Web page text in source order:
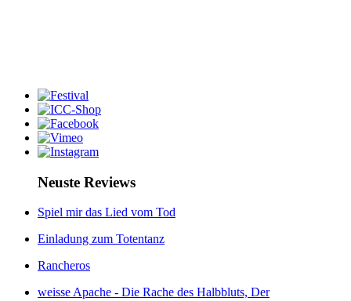
Neuste Reviews
Spiel mir das Lied vom Tod
Einladung zum Totentanz
Rancheros
weisse Apache - Die Rache des Halbbluts, Der